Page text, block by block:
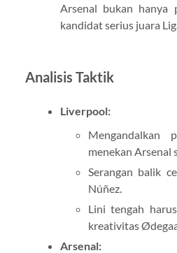
Arsenal bukan hanya
kandidat serius juara
Analisis Taktik
Liverpool:
Mengandalkan
menekan Arsenal
Serangan balik
Núñez.
Lini tengah
kreativitas
Arsenal: